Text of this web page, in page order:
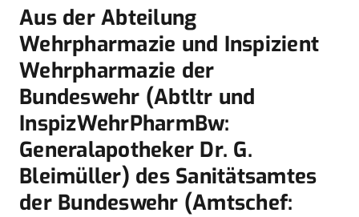
Aus der Abteilung
Wehrpharmazie und Inspizient
Wehrpharmazie der
Bundeswehr (Abtltr und
InspizWehrPharmBw:
Generalapotheker Dr. G.
Bleimüller) des Sanitätsamtes
der Bundeswehr (Amtschef: